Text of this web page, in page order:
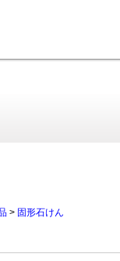
> 固形石けん